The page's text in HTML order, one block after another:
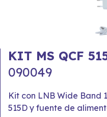
KIT MS QCF
090049
Kit con LNB Wide Band
515D y fuente de